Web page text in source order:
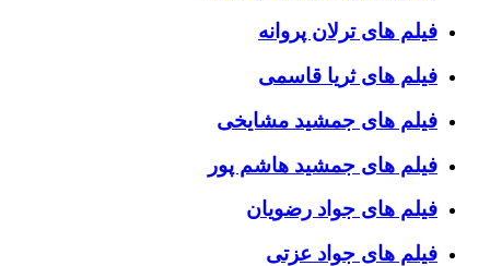
فیلم های ترلان پروانه
فیلم های ثریا قاسمی
فیلم های جمشید مشایخی
فیلم های جمشید هاشم پور
فیلم های جواد رضویان
فیلم های جواد عزتی